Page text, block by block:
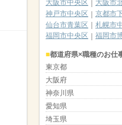
大阪市中央区
大阪市
神戸市中央区
京都市
仙台市青葉区
札幌市
福岡市中央区
福岡市
都道府県×職種のお仕
東京都
大阪府
神奈川県
愛知県
埼玉県